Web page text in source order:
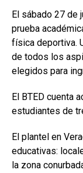
El sábado 27 de
prueba
física deportiva.
de todos los
elegidos para
El BTED cuenta
estudiantes de
El plantel en
educativas:
la zona